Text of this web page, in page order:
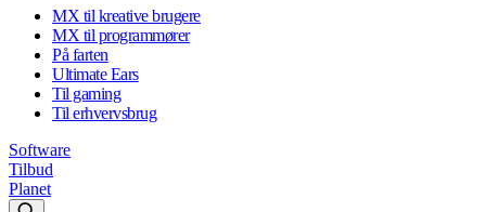
MX til kreative brugere
MX til programmører
På farten
Ultimate Ears
Til gaming
Til erhvervsbrug
Software
Tilbud
Planet